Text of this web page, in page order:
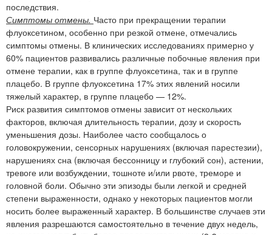
последствия.
Симптомы отмены. Часто при прекращении терапии
флуоксетином, особенно при резкой отмене, отмечались
симптомы отмены. В клинических исследованиях примерно у
60% пациентов развивались различные побочные явления при
отмене терапии, как в группе флуоксетина, так и в группе
плацебо. В группе флуоксетина 17% этих явлений носили
тяжелый характер, в группе плацебо — 12%.
Риск развития симптомов отмены зависит от нескольких
факторов, включая длительность терапии, дозу и скорость
уменьшения дозы. Наиболее часто сообщалось о
головокружении, сенсорных нарушениях (включая парестезии),
нарушениях сна (включая бессонницу и глубокий сон), астении,
тревоге или возбуждении, тошноте и/или рвоте, треморе и
головной боли. Обычно эти эпизоды были легкой и средней
степени выраженности, однако у некоторых пациентов могли
носить более выраженный характер. В большинстве случаев эти
явления разрешаются самостоятельно в течение двух недель,